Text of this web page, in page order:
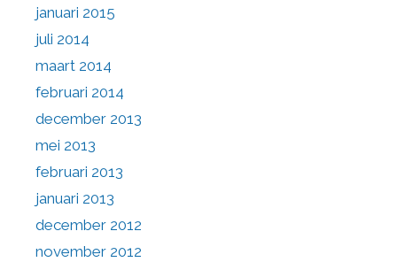
januari 2015
juli 2014
maart 2014
februari 2014
december 2013
mei 2013
februari 2013
januari 2013
december 2012
november 2012